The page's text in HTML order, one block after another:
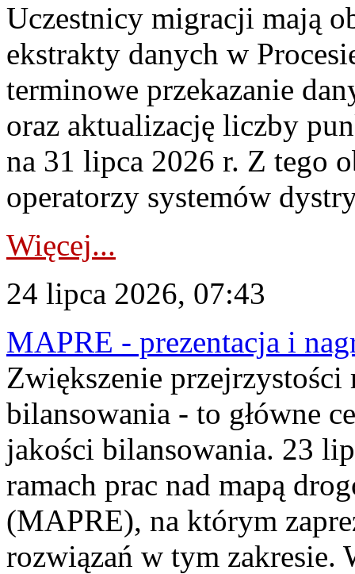
Uczestnicy migracji mają
ekstrakty danych w
terminowe przekazanie
oraz aktualizację liczby
na 31 lipca 2026 r. Z tego
operatorzy systemów
Więcej...
24 lipca 2026, 07:43
MAPRE - prezentacja i
Zwiększenie
bilansowania - to główne
jakości bilansowania. 23
ramach prac nad mapą
(MAPRE), na którym
rozwiązań w tym zakresie.